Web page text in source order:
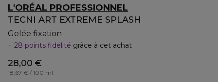
L'ORÉAL PROFESSIONNEL
TECNI ART EXTREME SPLASH
Gelée fixation
28 points fidélité grâce à cet achat
28,00 €
18,67 € / 100 ml